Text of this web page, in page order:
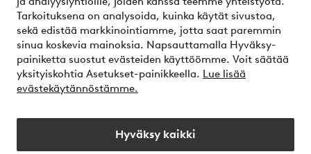
Tarkoituksena on analysoida, kuinka käytät sivustoa,
sekä edistää markkinointiamme, jotta saat paremmin
sinua koskevia mainoksia. Napsauttamalla Hyväksy-
painiketta suostut evästeiden käyttöömme. Voit säätää
yksityiskohtia Asetukset-painikkeella. Lue lisää
evästekäytännöstämme.
Hyväksy kaikki
Haluatko tietää lisää maksuvaihtoehdoistamme?
elpy